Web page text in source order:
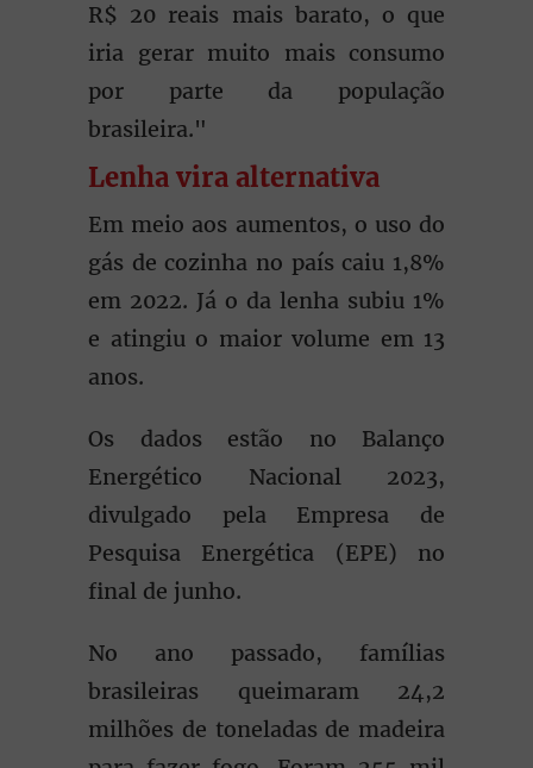
R$ 20 reais mais barato, o que
iria gerar muito mais consumo
por parte da população
brasileira."
Lenha vira alternativa
Em meio aos aumentos, o uso do
gás de cozinha no país caiu 1,8%
em 2022. Já o da lenha subiu 1%
e atingiu o maior volume em 13
anos.
Os dados estão no Balanço
Energético Nacional 2023,
divulgado pela Empresa de
Pesquisa Energética (EPE) no
final de junho.
No ano passado, famílias
brasileiras queimaram 24,2
milhões de toneladas de madeira